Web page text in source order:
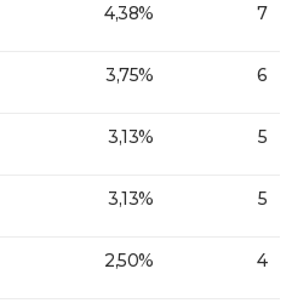
4,38% 7
3,75% 6
3,13% 5
3,13% 5
2,50% 4